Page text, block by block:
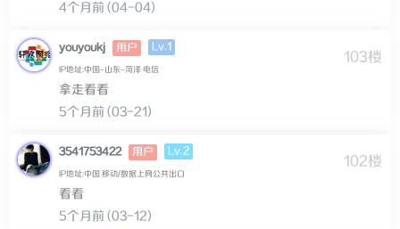
4个月前 (04-04)
103楼
youyoukj 用户 Lv.1
IP地址:中国–山东–菏泽 电信
拿走看看
5个月前 (03-21)
102楼
3541753422 用户 Lv.2
IP地址:中国 移动/数据上网公共出口
看看
5个月前 (03-12)